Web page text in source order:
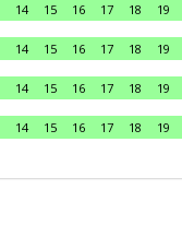
14 15 16 17 18 19
14 15 16 17 18 19
14 15 16 17 18 19
14 15 16 17 18 19